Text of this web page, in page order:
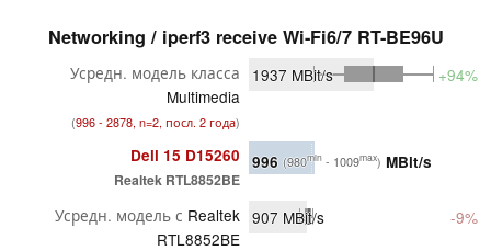
Networking / iperf3 receive Wi-Fi6/7 RT-BE96U
Усредн. модель класса
Multimedia
(996 - 2878, n=2, посл. 2 года)
1937 MBit/s +94%
Dell 15 D15260
Realtek RTL8852BE
996 (980min - 1009max) MBit/s
Усредн. модель с Realtek
RTL8852BE
907 MBit/s -9%